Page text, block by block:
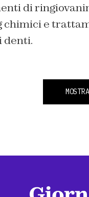
di
e
denti.